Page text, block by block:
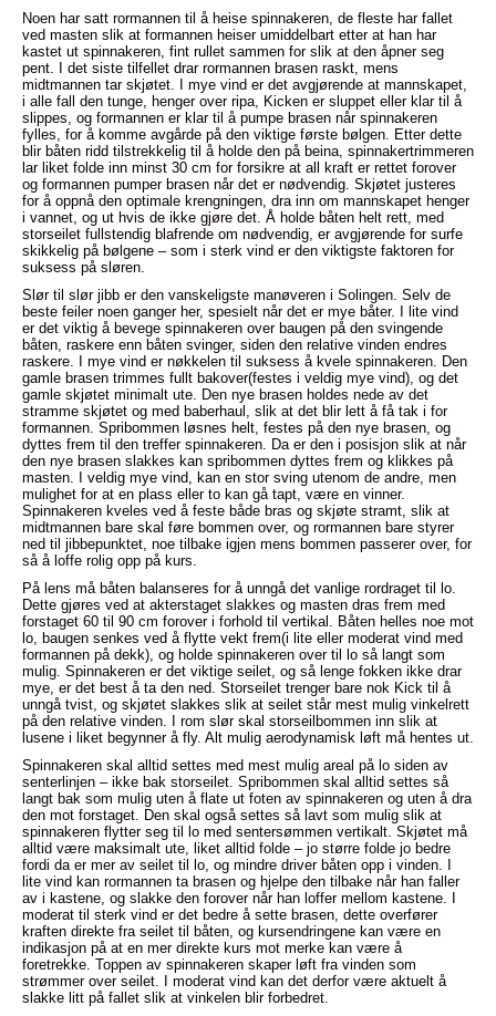
Noen har satt rormannen til å heise spinnakeren, de fleste har fallet
ved masten slik at formannen heiser umiddelbart etter at han har
kastet ut spinnakeren, fint rullet sammen for slik at den åpner seg
pent. I det siste tilfellet drar rormannen brasen raskt, mens
midtmannen tar skjøtet. I mye vind er det avgjørende at mannskapet,
i alle fall den tunge, henger over ripa, Kicken er sluppet eller klar til å
slippes, og formannen er klar til å pumpe brasen når spinnakeren
fylles, for å komme avgårde på den viktige første bølgen. Etter dette
blir båten ridd tilstrekkelig til å holde den på beina, spinnakertrimmeren
lar liket folde inn minst 30 cm for forsikre at all kraft er rettet forover
og formannen pumper brasen når det er nødvendig. Skjøtet justeres
for å oppnå den optimale krengningen, dra inn om mannskapet henger
i vannet, og ut hvis de ikke gjøre det. Å holde båten helt rett, med
storseilet fullstendig blafrende om nødvendig, er avgjørende for surfe
skikkelig på bølgene – som i sterk vind er den viktigste faktoren for
suksess på sløren.
Slør til slør jibb er den vanskeligste manøveren i Solingen. Selv de
beste feiler noen ganger her, spesielt når det er mye båter. I lite vind
er det viktig å bevege spinnakeren over baugen på den svingende
båten, raskere enn båten svinger, siden den relative vinden endres
raskere. I mye vind er nøkkelen til suksess å kvele spinnakeren. Den
gamle brasen trimmes fullt bakover(festes i veldig mye vind), og det
gamle skjøtet minimalt ute. Den nye brasen holdes nede av det
stramme skjøtet og med baberhaul, slik at det blir lett å få tak i for
formannen. Spribommen løsnes helt, festes på den nye brasen, og
dyttes frem til den treffer spinnakeren. Da er den i posisjon slik at når
den nye brasen slakkes kan spribommen dyttes frem og klikkes på
masten. I veldig mye vind, kan en stor sving utenom de andre, men
mulighet for at en plass eller to kan gå tapt, være en vinner.
Spinnakeren kveles ved å feste både bras og skjøte stramt, slik at
midtmannen bare skal føre bommen over, og rormannen bare styrer
ned til jibbepunktet, noe tilbake igjen mens bommen passerer over, for
så å loffe rolig opp på kurs.
På lens må båten balanseres for å unngå det vanlige rordraget til lo.
Dette gjøres ved at akterstaget slakkes og masten dras frem med
forstaget 60 til 90 cm forover i forhold til vertikal. Båten helles noe mot
lo, baugen senkes ved å flytte vekt frem(i lite eller moderat vind med
formannen på dekk), og holde spinnakeren over til lo så langt som
mulig. Spinnakeren er det viktige seilet, og så lenge fokken ikke drar
mye, er det best å ta den ned. Storseilet trenger bare nok Kick til å
unngå tvist, og skjøtet slakkes slik at seilet står mest mulig vinkelrett
på den relative vinden. I rom slør skal storseilbommen inn slik at
lusene i liket begynner å fly. Alt mulig aerodynamisk løft må hentes ut.
Spinnakeren skal alltid settes med mest mulig areal på lo siden av
senterlinjen – ikke bak storseilet. Spribommen skal alltid settes så
langt bak som mulig uten å flate ut foten av spinnakeren og uten å dra
den mot forstaget. Den skal også settes så lavt som mulig slik at
spinnakeren flytter seg til lo med sentersømmen vertikalt. Skjøtet må
alltid være maksimalt ute, liket alltid folde – jo større folde jo bedre
fordi da er mer av seilet til lo, og mindre driver båten opp i vinden. I
lite vind kan rormannen ta brasen og hjelpe den tilbake når han faller
av i kastene, og slakke den forover når han loffer mellom kastene. I
moderat til sterk vind er det bedre å sette brasen, dette overfører
kraften direkte fra seilet til båten, og kursendringene kan være en
indikasjon på at en mer direkte kurs mot merke kan være å
foretrekke. Toppen av spinnakeren skaper løft fra vinden som
strømmer over seilet. I moderat vind kan det derfor være aktuelt å
slakke litt på fallet slik at vinkelen blir forbedret.